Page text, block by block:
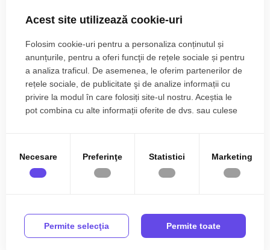
Acest site utilizează cookie-uri
Folosim cookie-uri pentru a personaliza conținutul și
anunțurile, pentru a oferi funcţii de rețele sociale și pentru
a analiza traficul. De asemenea, le oferim partenerilor de
rețele sociale, de publicitate şi de analize informații cu
privire la modul în care folosiți site-ul nostru. Aceștia le
pot combina cu alte informații oferite de dvs. sau culese
Necesare Preferinţe Statistici Marketing
Permite selecţia Permite toate